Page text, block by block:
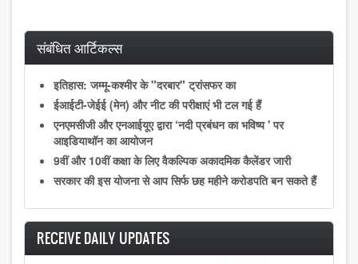
संबंधित आर्टिकल्स
इतिहास: जम्मू-कश्मीर के "दरबार" ट्रांसफर का
ईआईटी-जेईई (मेन) और नीट की परीक्षाएं भी टल गई हैं
एनएमसीजी और एनआईयूए द्वारा ‘नदी प्रबंधन का भविष्य ' पर
आइडियाथॉन का आयोजन
9वीं और 10वीं कक्षा के लिए वैकल्पिक अकादमिक कैलेंडर जारी
सरकार की इस योजना से आप सिर्फ छह महीने करोडपति बन सकते हैं
RECEIVE DAILY UPDATES